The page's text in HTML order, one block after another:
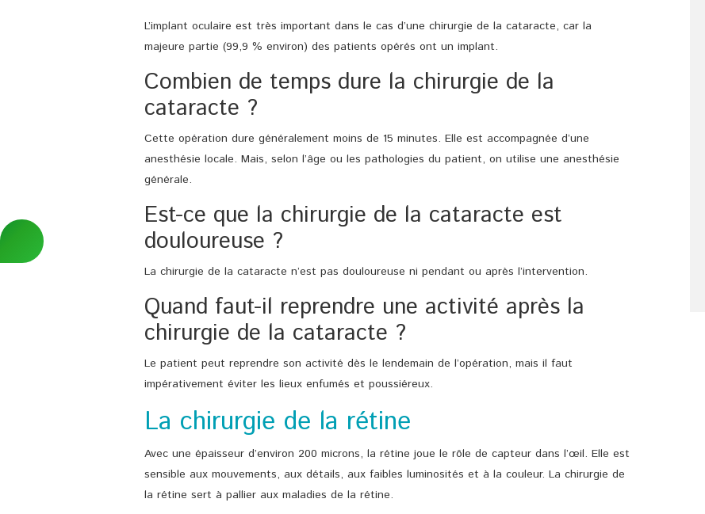
L’implant oculaire est très important dans le cas d’une chirurgie de la cataracte, car la
majeure partie (99,9 % environ) des patients opérés ont un implant.
Combien de temps dure la chirurgie de la
cataracte ?
Cette opération dure généralement moins de 15 minutes. Elle est accompagnée d’une
anesthésie locale. Mais, selon l’âge ou les pathologies du patient, on utilise une anesthésie
générale.
Est-ce que la chirurgie de la cataracte est
douloureuse ?
La chirurgie de la cataracte n’est pas douloureuse ni pendant ou après l’intervention.
Quand faut-il reprendre une activité après la
chirurgie de la cataracte ?
Le patient peut reprendre son activité dès le lendemain de l’opération, mais il faut
impérativement éviter les lieux enfumés et poussiéreux.
La chirurgie de la rétine
Avec une épaisseur d’environ 200 microns, la rétine joue le rôle de capteur dans l’œil. Elle est
sensible aux mouvements, aux détails, aux faibles luminosités et à la couleur. La chirurgie de
la rétine sert à pallier aux maladies de la rétine.